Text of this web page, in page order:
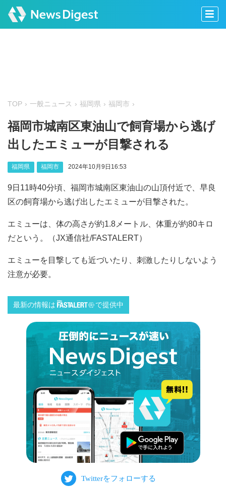
TOP 一般ニュース 福岡県 福岡市
福岡市城南区東油山で飼育場から逃げ
出したエミューが目撃される
福岡県 福岡市 2024年10月9日16:53
9日11時40分頃、福岡市城南区東油山の山頂付近で、早良
区の飼育場から逃げ出したエミューが目撃された。
エミューは、体の高さが約1.8メートル、体重が約80キロ
だという。（JX通信社/FASTALERT）
エミューを目撃しても近づいたり、刺激したりしないよう
注意が必要。
最新の情報は で提供中